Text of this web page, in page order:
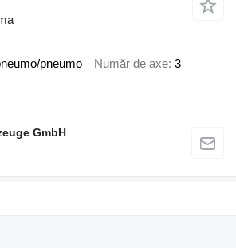
pneumo Număr de axe 3
GmbH